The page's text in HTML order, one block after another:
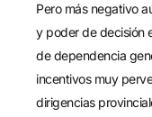
Pero más negativo
y poder de decisión
de dependencia
incentivos muy
dirigencias